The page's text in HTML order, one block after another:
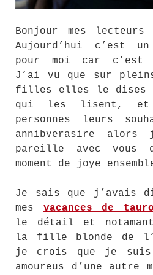
Bonjour mes
Aujourd’hui c’est
pour moi car c’est
J’ai vu que sur
filles elles le dises à
qui les lisent, et
personnes leurs
annibverasire
pareille avec vous
moment de joye
Je sais que j’avais
mes vacances de
le détail et
la fille blonde de
je crois que je suis
amoureus d’une